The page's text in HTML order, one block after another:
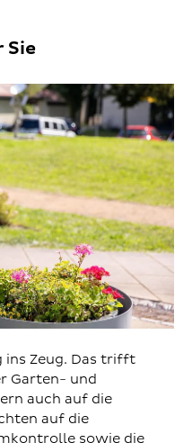
Sie
ins Zeug. Das trifft
Garten- und
auch auf die
auf die
sowie die